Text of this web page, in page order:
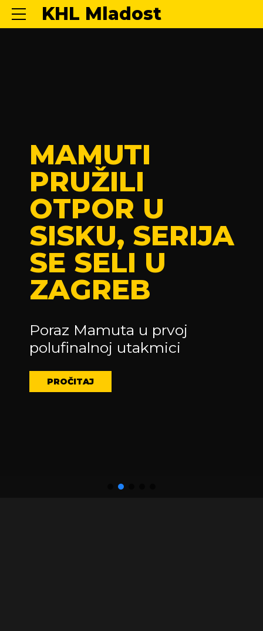
KHL Mladost
KADETI
PRVACI
HRVATSKE!
Naša U15 selekcija prvak je
Hrvatske u sezoni 2024./25.
PRIDRUŽI SE